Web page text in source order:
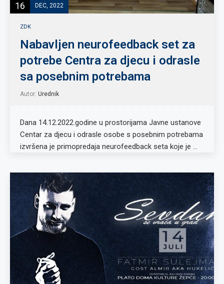
16 DEC, 2022
ZDK
Nabavljen neurofeedback set za
potrebe Centra za djecu i odrasle
sa posebnim potrebama
Autor: Urednik
Dana 14.12.2022.godine u prostorijama Javne ustanove
Centar za djecu i odrasle osobe s posebnim potrebama
izvršena je primopredaja neurofeedback seta koje je …